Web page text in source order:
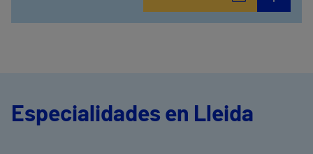
Especialidades en Lleida